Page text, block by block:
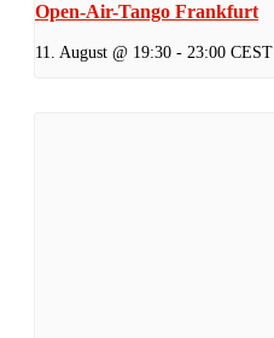
Open-Air-Tango Frankfurt
11. August @ 19:30 - 23:00 CEST